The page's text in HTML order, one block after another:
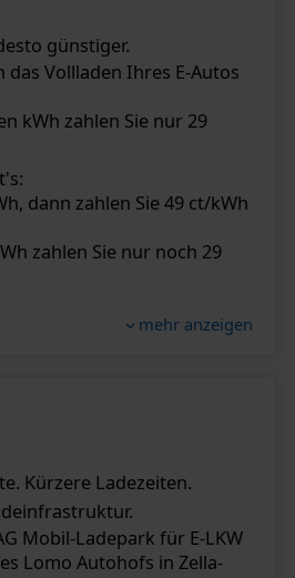
von Alpitronic liefert TEAG
DC-Ladetechnik,
von der
bis hin zur
leistungsfähiger
des Megawatt Chargings
Reseller-Angebot finden
gnP7RgyB
über unsere
für Unternehmen
https://lnkd.in/gJUqUdAz
teag-mobil.de
günstiger.
Vollladen Ihres E-Autos
kWh zahlen Sie nur 29
dann zahlen Sie 49 ct/kWh
zahlen Sie nur noch 29
Ladeapp gestartet und
Bei Nutzung anderer
oder im genutzten
ausgewiesenen Tarife.
laden und von unserem
mehr anzeigen
Kürzere Ladezeiten.
Mobil-Ladepark für E-LKW
Lomo Autohofs in Zella-